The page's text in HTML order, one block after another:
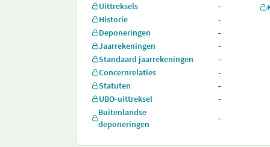
Uittreksels
-
Historie
-
Deponeringen
-
Jaarrekeningen
-
Standaard jaarrekeningen
-
Concernrelaties
-
Statuten
-
UBO-uittreksel
-
Buitenlandse
deponeringen
-